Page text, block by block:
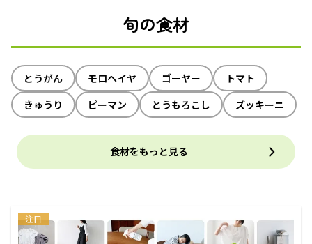
旬の食材
とうがん モロヘイヤ ゴーヤー
トマト
きゅうり
ピーマン とうもろこし ズッキーニ
食材をもっと見る
注目